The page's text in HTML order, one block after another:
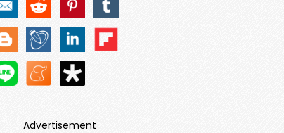
Advertisement